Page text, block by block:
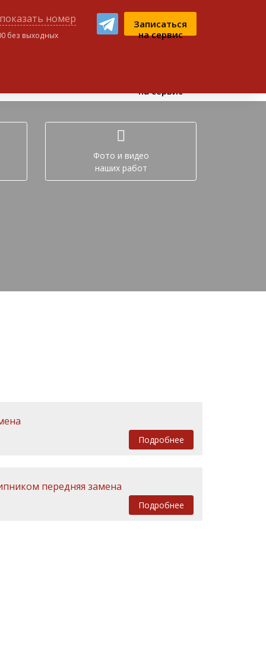
Записаться
на сервис
показать номер
без выходных
на сервис
Фото и видео
наших работ
Подробнее
передняя замена
Подробнее